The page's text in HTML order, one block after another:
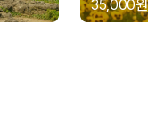
부담이 줄어드는 보험 조
35,000원